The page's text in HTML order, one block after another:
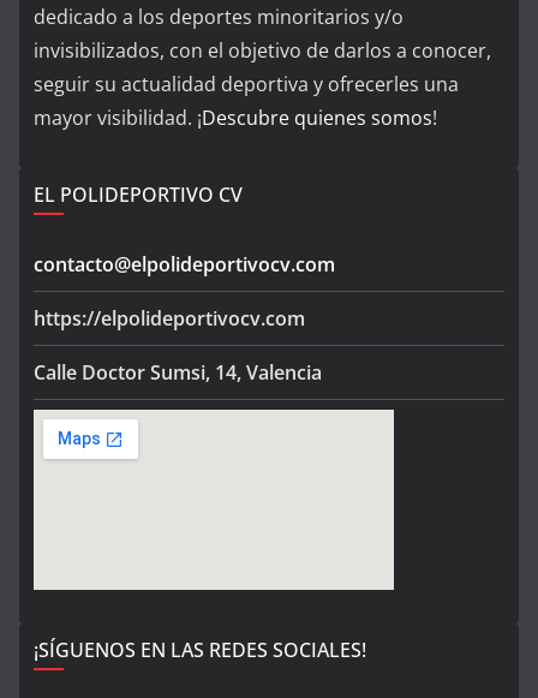
dedicado a los deportes minoritarios y/o
invisibilizados, con el objetivo de darlos a conocer,
seguir su actualidad deportiva y ofrecerles una
mayor visibilidad. ¡Descubre quienes somos!
EL POLIDEPORTIVO CV
contacto@elpolideportivocv.com
https://elpolideportivocv.com
Calle Doctor Sumsi, 14, Valencia
¡SÍGUENOS EN LAS REDES SOCIALES!